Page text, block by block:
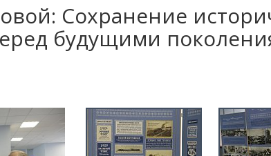
Сохранение
будущими